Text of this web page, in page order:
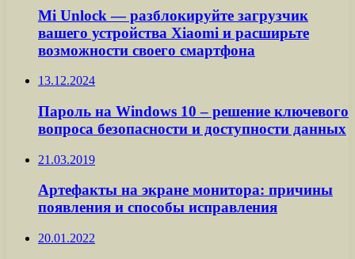
Mi Unlock — разблокируйте загрузчик
вашего устройства Xiaomi и расширьте
возможности своего смартфона
13.12.2024
Пароль на Windows 10 – решение ключевого
вопроса безопасности и доступности данных
21.03.2019
Артефакты на экране монитора: причины
появления и способы исправления
20.01.2022